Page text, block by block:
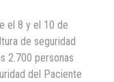
el 8 y el 10 de
de seguridad
2.700 personas
del Paciente